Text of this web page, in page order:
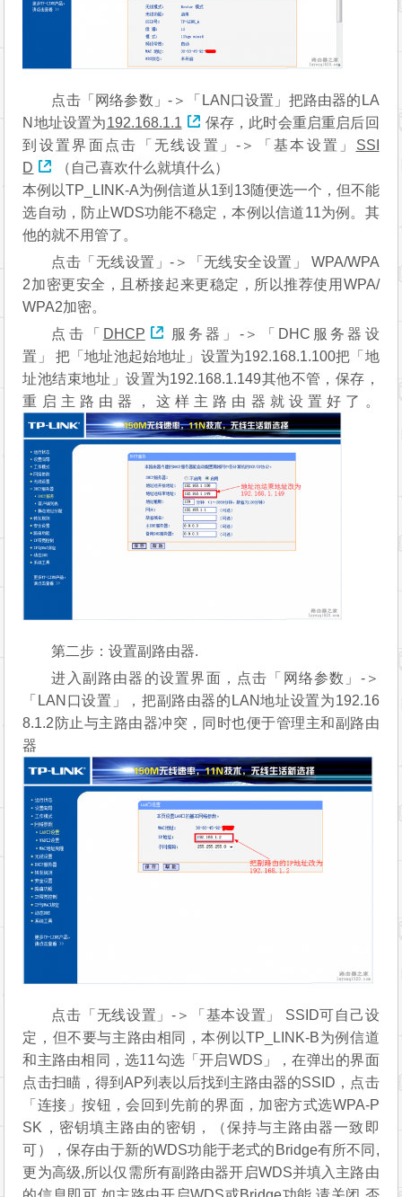
点击「网络参数」-＞「LAN口设置」把路由器的LA
N地址设置为192.168.1.1
保存，此时会重启重启后回
到设置界面点击「无线设置」-＞「基本设置」 SSI
D
（自己喜欢什么就填什么）
本例以TP_LINK-A为例信道从1到13随便选一个，但不能
选自动，防止WDS功能不稳定，本例以信道11为例。其
他的就不用管了。
点击「无线设置」-＞「无线安全设置」 WPA/WPA
2加密更安全，且桥接起来更稳定，所以推荐使用WPA/
WPA2加密。
点击「
DHCP
服务器」-＞「DHC服务器设
置」 把「地址池起始地址」设置为192.168.1.100把「地
址池结束地址」设置为192.168.1.149其他不管，保存，
重启主路由器，这样主路由器就设置好了。
第二步：设置副路由器.
进入副路由器的设置界面，点击「网络参数」-＞
「LAN口设置」，把副路由器的LAN地址设置为192.16
8.1.2防止与主路由器冲突，同时也便于管理主和副路由
器
点击「无线设置」-＞「基本设置」 SSID可自己设
定，但不要与主路由相同，本例以TP_LINK-B为例信道
和主路由相同，选11勾选「开启WDS」，在弹出的界面
点击扫瞄，得到AP列表以后找到主路由器的SSID，点击
「连接」按钮，会回到先前的界面，加密方式选WPA-P
SK，密钥填主路由的密钥，（保持与主路由器一致即
可），保存由于新的WDS功能于老式的Bridge有所不同,
更为高级,所以仅需所有副路由器开启WDS并填入主路由